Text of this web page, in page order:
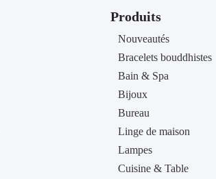
Produits
Nouveautés
Bracelets bouddhistes
Bain & Spa
Bijoux
Bureau
Linge de maison
Lampes
Cuisine & Table